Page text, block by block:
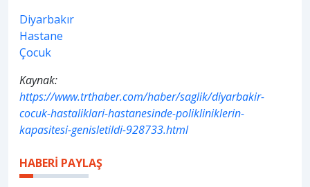
Diyarbakır
Hastane
Çocuk
Kaynak:
https://www.trthaber.com/haber/saglik/diyarbakir-
cocuk-hastaliklari-hastanesinde-polikliniklerin-
kapasitesi-genisletildi-928733.html
HABERİ PAYLAŞ